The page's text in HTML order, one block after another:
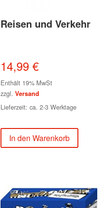
Reisen und Verkehr
14,99€
Enthält 19% MwSt
zzgl.Versand
Lieferzeit: ca. 2-3 Werktage
In den Warenkorb